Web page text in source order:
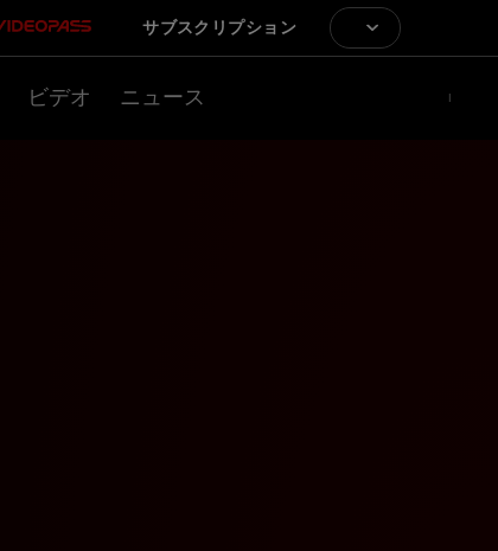
サブスクリプション
ビデオ ニュース